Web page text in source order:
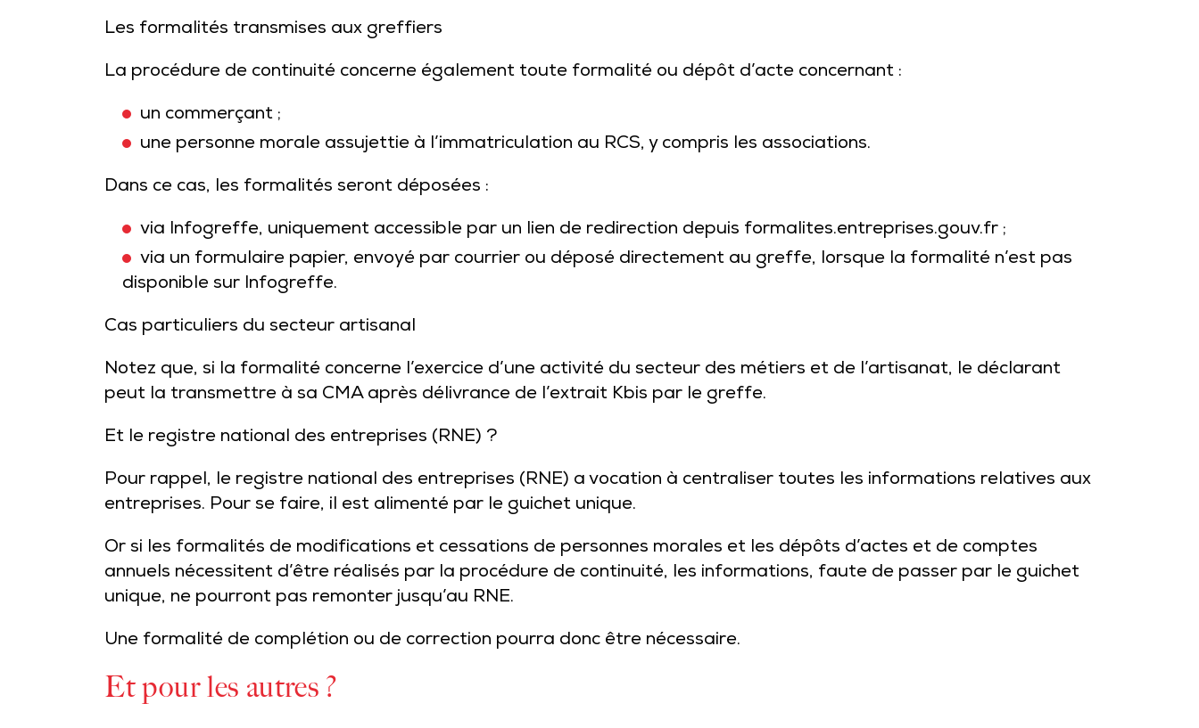
Les formalités transmises aux greffiers
La procédure de continuité concerne également toute formalité ou dépôt d’acte concernant :
un commerçant ;
une personne morale assujettie à l’immatriculation au RCS, y compris les associations.
Dans ce cas, les formalités seront déposées :
via Infogreffe, uniquement accessible par un lien de redirection depuis formalites.entreprises.gouv.fr ;
via un formulaire papier, envoyé par courrier ou déposé directement au greffe, lorsque la formalité n’est pas
disponible sur Infogreffe.
Cas particuliers du secteur artisanal
Notez que, si la formalité concerne l’exercice d’une activité du secteur des métiers et de l’artisanat, le déclarant
peut la transmettre à sa CMA après délivrance de l’extrait Kbis par le greffe.
Et le registre national des entreprises (RNE) ?
Pour rappel, le registre national des entreprises (RNE) a vocation à centraliser toutes les informations relatives aux
entreprises. Pour se faire, il est alimenté par le guichet unique.
Or si les formalités de modifications et cessations de personnes morales et les dépôts d’actes et de comptes
annuels nécessitent d’être réalisés par la procédure de continuité, les informations, faute de passer par le guichet
unique, ne pourront pas remonter jusqu’au RNE.
Une formalité de complétion ou de correction pourra donc être nécessaire.
Et pour les autres ?